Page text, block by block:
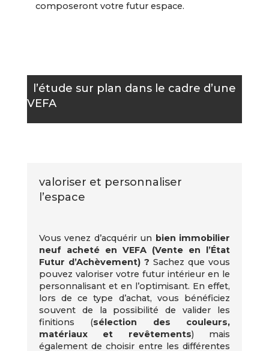
composeront votre futur espace.
l’étude sur plan dans le cadre d’une
VEFA
valoriser et personnaliser
l’espace
Vous venez d’acquérir un bien immobilier
neuf acheté en VEFA (Vente en l’État
Futur d’Achèvement) ?Sachez que vous
pouvez valoriser votre futur intérieur en le
personnalisant et en l’optimisant. En effet,
lors de ce type d’achat, vous bénéficiez
souvent de la possibilité de valider les
finitions (sélection des couleurs,
matériaux et revêtements) mais
également de choisir entre les différentes